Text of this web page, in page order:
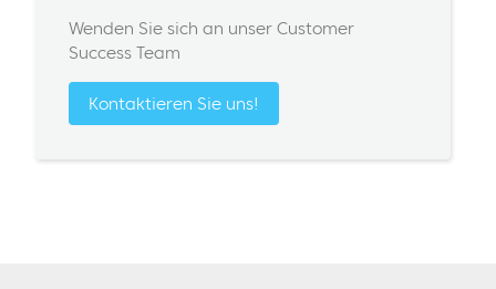
Wenden Sie sich an unser Customer
Success Team
Kontaktieren Sie uns!